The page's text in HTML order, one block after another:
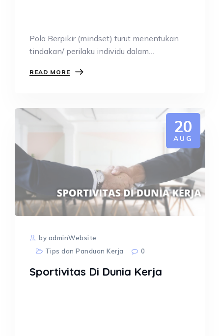
Pola Berpikir (mindset) turut menentukan
tindakan/ perilaku individu dalam
READ MORE
20
AUG
by adminWebsite
Tips dan Panduan Kerja
0
Sportivitas Di Dunia Kerja